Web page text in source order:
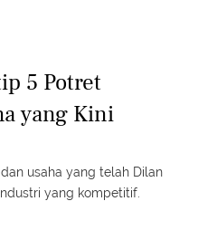
5 Potret
yang Kini
usaha yang telah Dilan
yang kompetitif.